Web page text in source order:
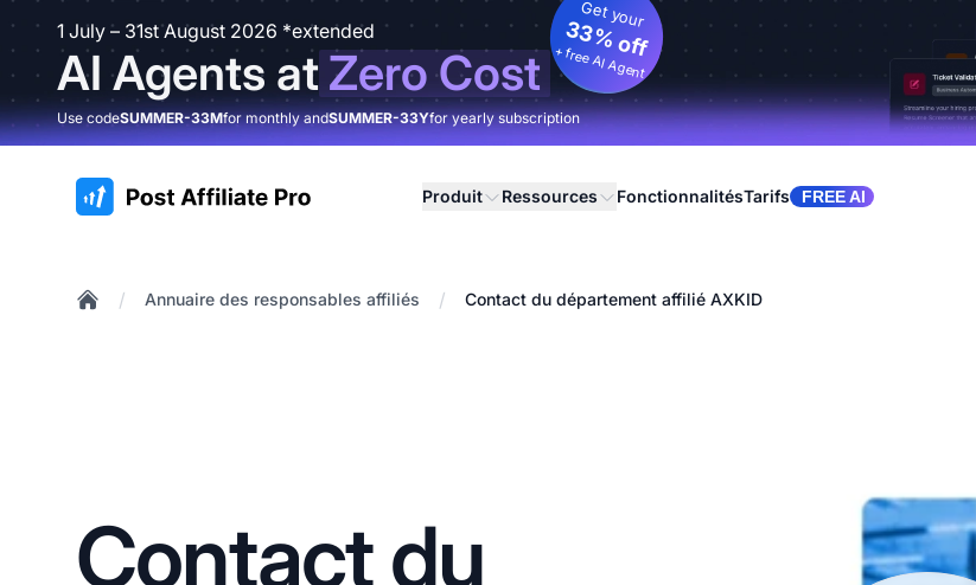
1 July – 31st August 2026 *extended
AI Agents atZero Cost
Get your
33% off
+ free AI Agent
Use codeSUMMER-33Mfor monthly andSUMMER-33Yfor yearly subscription
:site.title Produit Ressources FonctionnalitésTarifs FREE AI
/ Annuaire des responsables affiliés / Contact du département affilié AXKID
Contact du